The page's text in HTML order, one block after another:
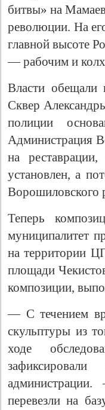
битвы» на
революции. На
главной высоте
— рабочим и
Власти обещали
Сквер
полиции
Администрация
на
установлен, а
Ворошиловского
Теперь
муниципалитет
на территории
площади
композиции,
— С течением
скульптуры из
ходе
перевезли на